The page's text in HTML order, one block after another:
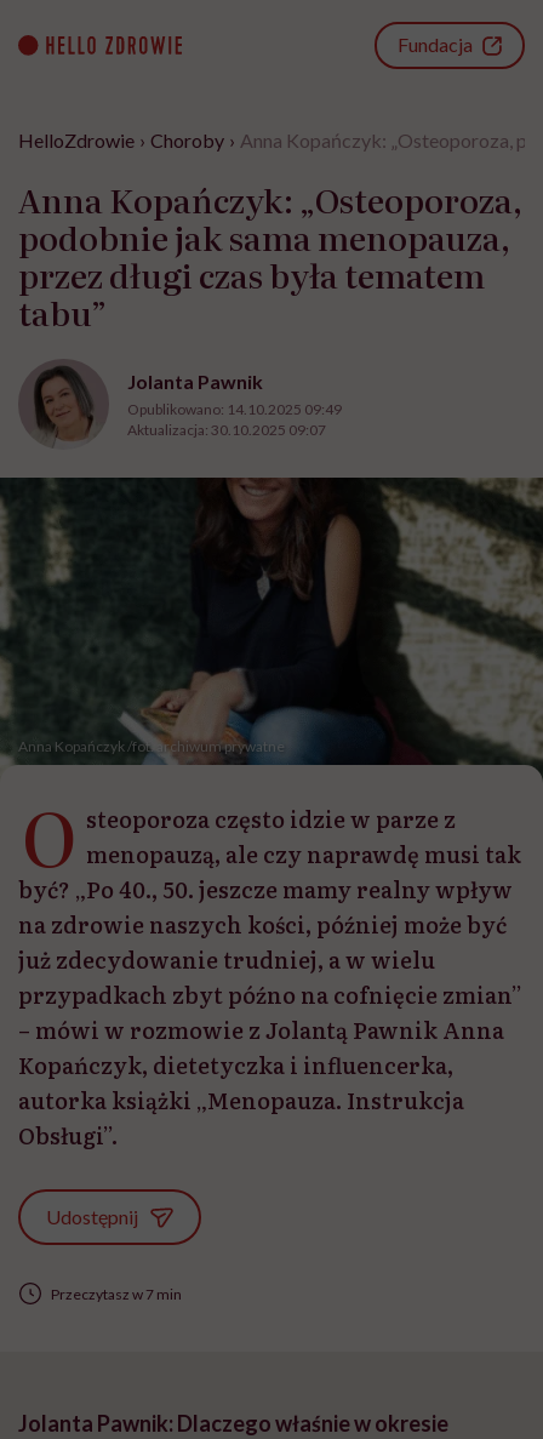
content
Fundacja
HelloZdrowie › Choroby › Anna Kopańczyk: „Osteoporoza,
Anna Kopańczyk: „Osteoporoza,
podobnie jak sama menopauza,
przez długi czas była tematem
tabu”
Jolanta Pawnik
Opublikowano: 14.10.2025 09:49
Aktualizacja: 30.10.2025 09:07
Anna Kopańczyk /fot. archiwum prywatne
O steoporoza często idzie w parze z
menopauzą, ale czy naprawdę musi tak
być? „Po 40., 50. jeszcze mamy realny wpływ
na zdrowie naszych kości, później może być
już zdecydowanie trudniej, a w wielu
przypadkach zbyt późno na cofnięcie zmian”
– mówi w rozmowie z Jolantą Pawnik Anna
Kopańczyk, dietetyczka i influencerka,
autorka książki „Menopauza. Instrukcja
Obsługi”.
Udostępnij
Przeczytasz w 7 min
Jolanta Pawnik: Dlaczego właśnie w okresie